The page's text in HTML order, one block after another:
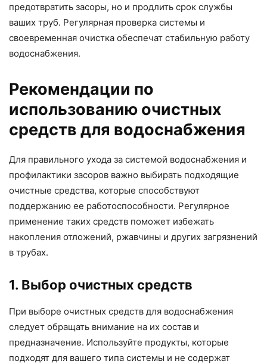
предотвратить засоры, но и продлить срок службы
ваших труб. Регулярная проверка системы и
своевременная очистка обеспечат стабильную работу
водоснабжения.
Рекомендации по
использованию очистных
средств для водоснабжения
Для правильного ухода за системой водоснабжения и
профилактики засоров важно выбирать подходящие
очистные средства, которые способствуют
поддержанию ее работоспособности. Регулярное
применение таких средств поможет избежать
накопления отложений, ржавчины и других загрязнений
в трубах.
1. Выбор очистных средств
При выборе очистных средств для водоснабжения
следует обращать внимание на их состав и
предназначение. Используйте продукты, которые
подходят для вашего типа системы и не содержат